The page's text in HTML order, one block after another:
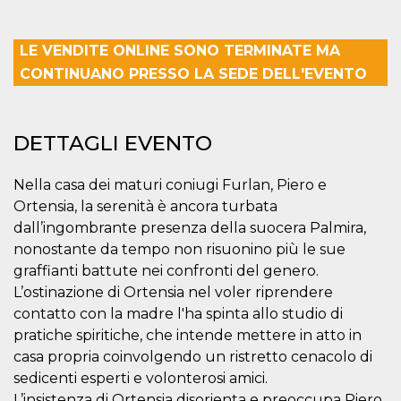
LE VENDITE ONLINE SONO TERMINATE MA
CONTINUANO PRESSO LA SEDE DELL'EVENTO
DETTAGLI EVENTO
Nella casa dei maturi coniugi Furlan, Piero e
Ortensia, la serenità è ancora turbata
dall’ingombrante presenza della suocera Palmira,
nonostante da tempo non risuonino più le sue
graffianti battute nei confronti del genero.
L’ostinazione di Ortensia nel voler riprendere
contatto con la madre l'ha spinta allo studio di
pratiche spiritiche, che intende mettere in atto in
casa propria coinvolgendo un ristretto cenacolo di
sedicenti esperti e volonterosi amici.
prestazioni e
l'ottimizzazione
elaborazione
dei pagamenti,
CookieScriptConsent
CookieScript
4
settimane
2 giorni
dal servizio
Script.com per
ricordare le
preferenze di
consenso sui
visitatori. È
necessario che il
banner dei
cookie di
Cookie-
funzioni